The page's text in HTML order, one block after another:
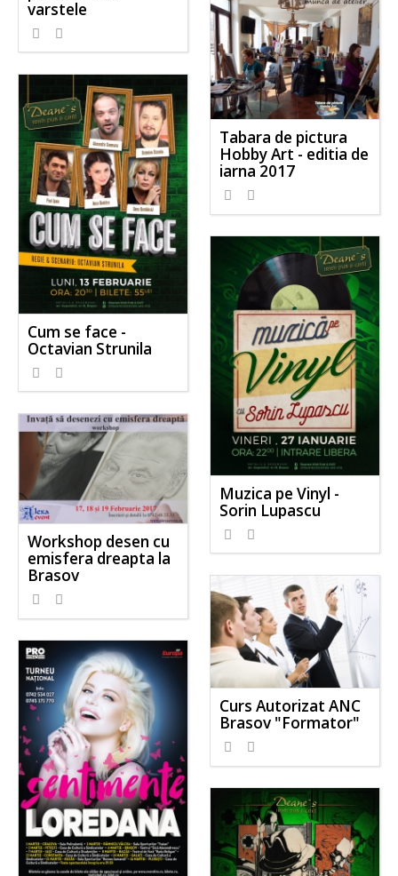
varstele
Tabara de pictura
Hobby Art - editia de
iarna 2017
Cum se face -
Octavian Strunila
Muzica pe Vinyl -
Sorin Lupascu
Workshop desen cu
emisfera dreapta la
Brasov
Curs Autorizat ANC
Brasov "Formator"